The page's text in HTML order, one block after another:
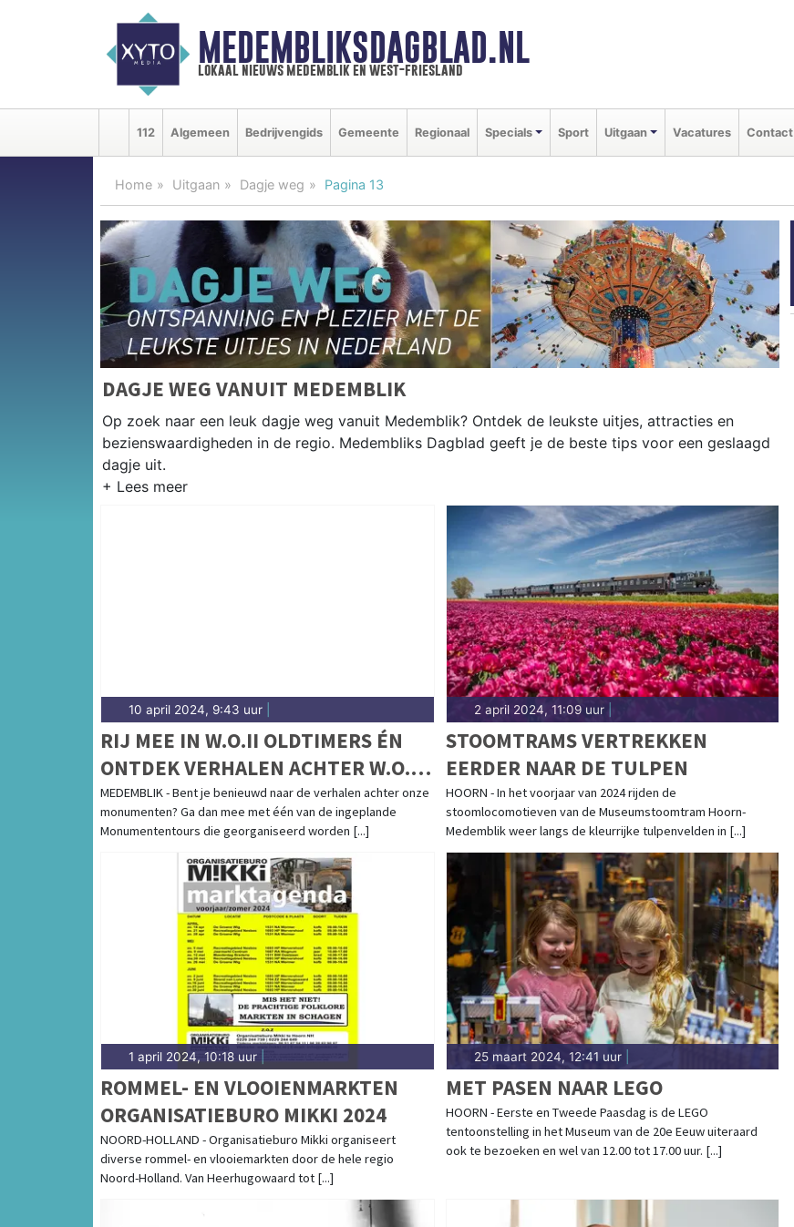
MEDEMBLIKSDAGBLAD.NL
lokaal nieuws medemblik en west-friesland
112 Algemeen Bedrijvengids Gemeente Regionaal Specials Sport Uitgaan Vacatures Contact
Home Uitgaan Dagje weg Pagina 13
DAGJE WEG VANUIT MEDEMBLIK
Op zoek naar een leuk dagje weg vanuit Medemblik? Ontdek de leukste uitjes, attracties en
bezienswaardigheden in de regio. Medembliks Dagblad geeft je de beste tips voor een geslaagd
dagje uit.
10 april 2024, 9:43 uur
RIJ MEE IN W.O.II OLDTIMERS ÉN
ONTDEK VERHALEN ACHTER W.O.II
MONUMENTEN!
MEDEMBLIK - Bent je benieuwd naar de verhalen achter onze
monumenten? Ga dan mee met één van de ingeplande
Monumententours die georganiseerd worden [...]
2 april 2024, 11:09 uur|
STOOMTRAMS VERTREKKEN
EERDER NAAR DE TULPEN
HOORN - In het voorjaar van 2024 rijden de
stoomlocomotieven van de Museumstoomtram Hoorn-
Medemblik weer langs de kleurrijke tulpenvelden in [...]
1 april 2024, 10:18 uur
ROMMEL- EN VLOOIENMARKTEN
ORGANISATIEBURO MIKKI 2024
NOORD-HOLLAND - Organisatieburo Mikki organiseert
diverse rommel- en vlooiemarkten door de hele regio
Noord-Holland. Van Heerhugowaard tot [...]
25 maart 2024, 12:41 uur|
MET PASEN NAAR LEGO
HOORN - Eerste en Tweede Paasdag is de LEGO
tentoonstelling in het Museum van de 20e Eeuw uiteraard
ook te bezoeken en wel van 12.00 tot 17.00 uur. [...]